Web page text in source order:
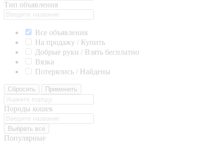
Тип объявления
Все объявления
На продажу / Купить
Добрые руки / Взять бесплатно
Вязка
Потерялись / Найдены
Сбросить Применить
Породы кошек
Выбрать все
Популярные